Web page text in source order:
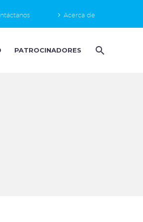
Acerca de
PATROCINADORES